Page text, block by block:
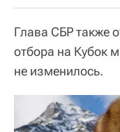
Глава СБР также
отбора на Кубок
не изменилось.